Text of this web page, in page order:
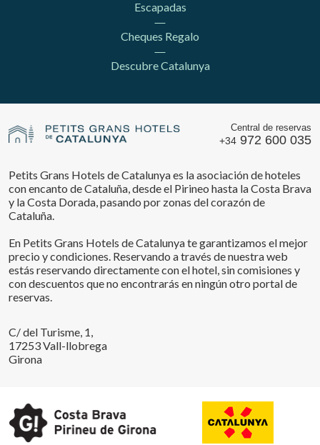
Escapadas
Cheques Regalo
Descubre Catalunya
Central de reservas
+34 972 600 035
Petits Grans Hotels de Catalunya es la asociación de hoteles
con encanto de Cataluña, desde el Pirineo hasta la Costa Brava
y la Costa Dorada, pasando por zonas del corazón de
Cataluña.
En Petits Grans Hotels de Catalunya te garantizamos el mejor
precio y condiciones. Reservando a través de nuestra web
estás reservando directamente con el hotel, sin comisiones y
con descuentos que no encontrarás en ningún otro portal de
reservas.
C/ del Turisme, 1,
17253 Vall-llobrega
Girona